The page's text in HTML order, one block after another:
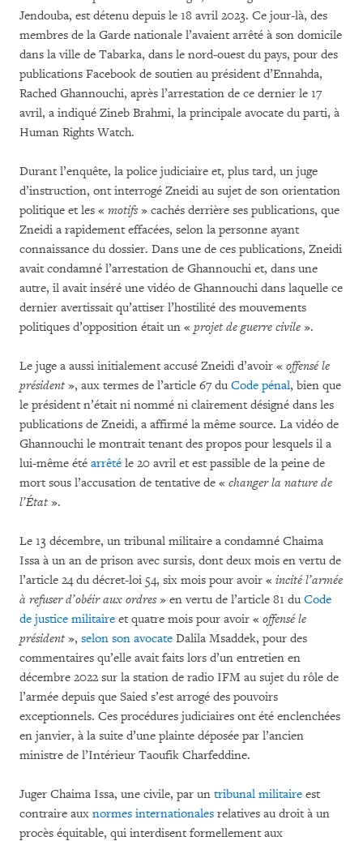
Jendouba, est détenu depuis le 18 avril 2023. Ce jour-là, des
membres de la Garde nationale l’avaient arrêté à son domicile
dans la ville de Tabarka, dans le nord-ouest du pays, pour des
publications Facebook de soutien au président d’Ennahda,
Rached Ghannouchi, après l’arrestation de ce dernier le 17
avril, a indiqué Zineb Brahmi, la principale avocate du parti, à
Human Rights Watch.
Durant l’enquête, la police judiciaire et, plus tard, un juge
d’instruction, ont interrogé Zneidi au sujet de son orientation
politique et les « motifs» cachés derrière ses publications, que
Zneidi a rapidement effacées, selon la personne ayant
connaissance du dossier. Dans une de ces publications, Zneidi
avait condamné l’arrestation de Ghannouchi et, dans une
autre, il avait inséré une vidéo de Ghannouchi dans laquelle ce
dernier avertissait qu’attiser l’hostilité des mouvements
politiques d’opposition était un « projet de guerre civile ».
Le juge a aussi initialement accusé Zneidi d’avoir « offensé le
président », aux termes de l’article 67 du Code pénal, bien que
le président n’était ni nommé ni clairement désigné dans les
publications de Zneidi, a affirmé la même source. La vidéo de
Ghannouchi le montrait tenant des propos pour lesquels il a
lui-même été arrêté le 20 avril et est passible de la peine de
mort sous l’accusation de tentative de « changer la nature de
l’État ».
Le 13 décembre, un tribunal militaire a condamné Chaima
Issa à un an de prison avec sursis, dont deux mois en vertu de
l’article 24 du décret-loi 54, six mois pour avoir « incité l’armée
à refuser d’obéir aux ordres » en vertu de l’article 81 du Code
de justice militaire et quatre mois pour avoir « offensé le
président », selon son avocate Dalila Msaddek, pour des
commentaires qu’elle avait faits lors d’un entretien en
décembre 2022 sur la station de radio IFM au sujet du rôle de
l’armée depuis que Saied s’est arrogé des pouvoirs
exceptionnels. Ces procédures judiciaires ont été enclenchées
en janvier, à la suite d’une plainte déposée par l’ancien
ministre de l’Intérieur Taoufik Charfeddine.
Juger Chaima Issa, une civile, par un tribunal militaire est
contraire aux normes internationales relatives au droit à un
procès équitable, qui interdisent formellement aux